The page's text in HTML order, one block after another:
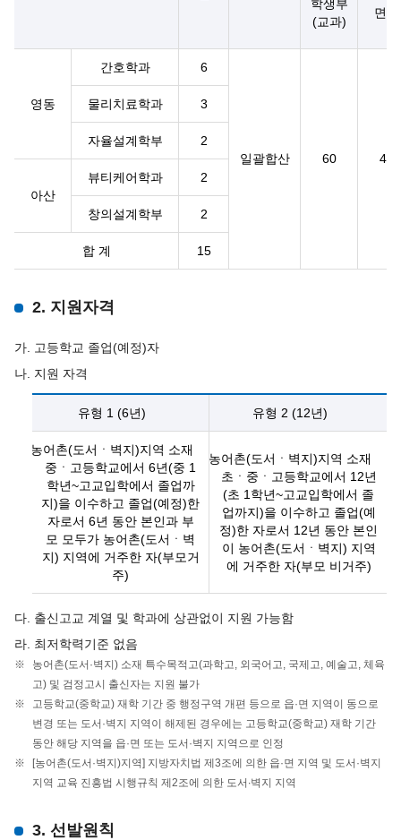
학생부
(교과)
면접
영동
간호학과 6
일괄합산 60 40
물리치료학과 3
자율설계학부 2
아산
뷰티케어학과 2
창의설계학부 2
합 계 15
2. 지원자격
가. 고등학교 졸업(예정)자
나. 지원 자격
유형 1 (6년) 유형 2 (12년)
농어촌(도서ㆍ벽지)지역 소재
중ㆍ고등학교에서 6년(중 1
학년~고교입학에서 졸업까
지)을 이수하고 졸업(예정)한
자로서 6년 동안 본인과 부
모 모두가 농어촌(도서ㆍ벽
지) 지역에 거주한 자(부모거
주)
농어촌(도서ㆍ벽지)지역 소재
초ㆍ중ㆍ고등학교에서 12년
(초 1학년~고교입학에서 졸
업까지)을 이수하고 졸업(예
정)한 자로서 12년 동안 본인
이 농어촌(도서ㆍ벽지) 지역
에 거주한 자(부모 비거주)
다. 출신고교 계열 및 학과에 상관없이 지원 가능함
라. 최저학력기준 없음
농어촌(도서·벽지) 소재 특수목적고(과학고, 외국어고, 국제고, 예술고, 체육
고) 및 검정고시 출신자는 지원 불가
고등학교(중학교) 재학 기간 중 행정구역 개편 등으로 읍·면 지역이 동으로
변경 또는 도서·벽지 지역이 해제된 경우에는 고등학교(중학교) 재학 기간
동안 해당 지역을 읍·면 또는 도서·벽지 지역으로 인정
[농어촌(도서·벽지)지역] 지방자치법 제3조에 의한 읍·면 지역 및 도서·벽지
지역 교육 진흥법 시행규칙 제2조에 의한 도서∙벽지 지역
3. 선발원칙